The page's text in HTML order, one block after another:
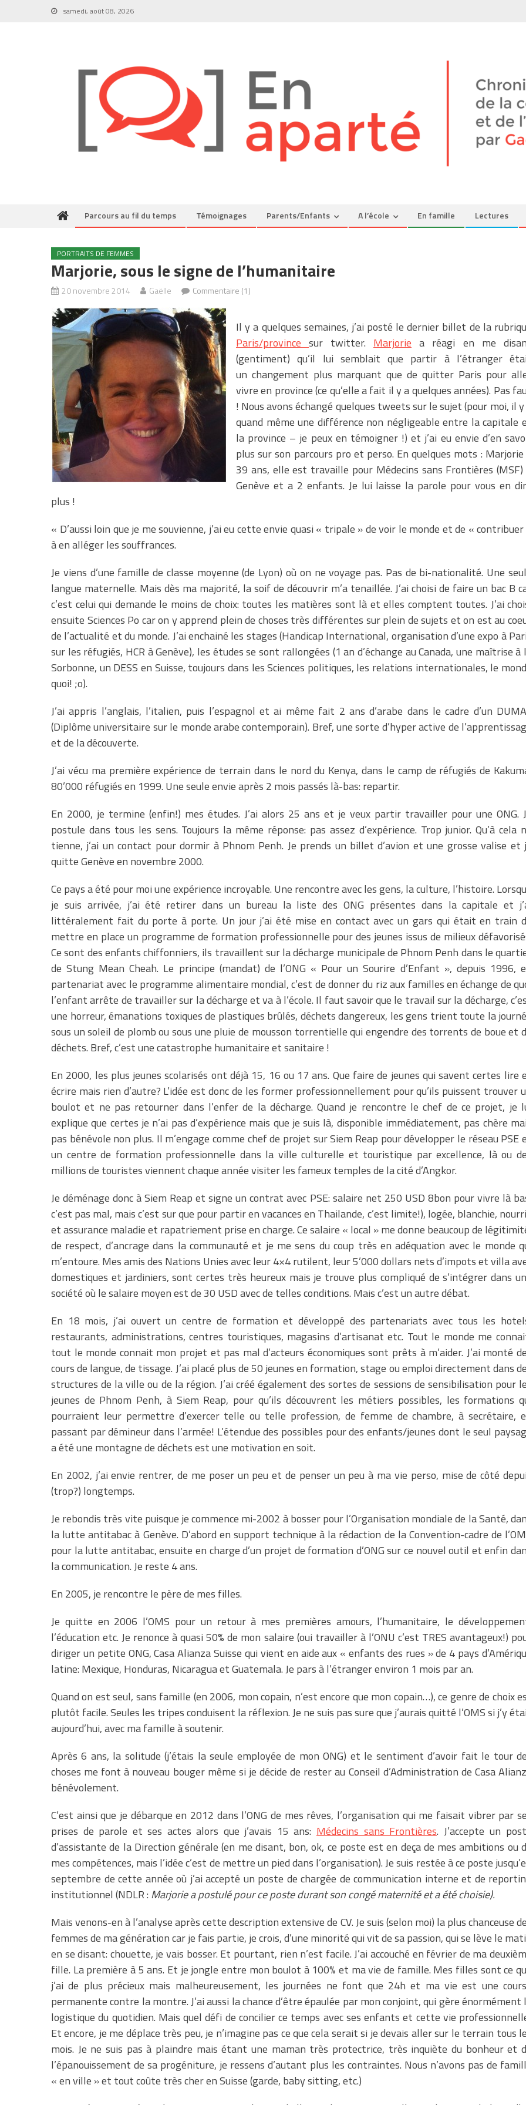
samedi, août 08, 2026
Parcours au fil du temps Témoignages Parents/Enfants A l’école En famille Lectures
PORTRAITS DE FEMMES
Marjorie, sous le signe de l’humanitaire
20 novembre 2014 Gaëlle Commentaire (1)
Il y a quelques semaines, j’ai posté le dernier billet de la
Paris/province sur twitter. Marjorie a réagi en me
(gentiment) qu’il lui semblait que partir à l’étranger
un changement plus marquant que de quitter Paris pour
vivre en province (ce qu’elle a fait il y a quelques années). Pas
! Nous avons échangé quelques tweets sur le sujet (pour moi, il
quand même une différence non négligeable entre la capitale
la province – je peux en témoigner !) et j’ai eu envie d’en
plus sur son parcours pro et perso. En quelques mots :
39 ans, elle est travaille pour Médecins sans Frontières (MSF)
Genève et a 2 enfants. Je lui laisse la parole pour vous en
plus !
« D’aussi loin que je me souvienne, j’ai eu cette envie quasi « tripale » de voir le monde et de «
à en alléger les souffrances.
Je viens d’une famille de classe moyenne (de Lyon) où on ne voyage pas. Pas de bi-nationalité. Une
langue maternelle. Mais dès ma majorité, la soif de découvrir m’a tenaillée. J’ai choisi de faire un bac B
c’est celui qui demande le moins de choix: toutes les matières sont là et elles comptent toutes. J’ai
ensuite Sciences Po car on y apprend plein de choses très différentes sur plein de sujets et on est au
de l’actualité et du monde. J’ai enchainé les stages (Handicap International, organisation d’une expo à
sur les réfugiés, HCR à Genève), les études se sont rallongées (1 an d’échange au Canada, une maîtrise à
Sorbonne, un DESS en Suisse, toujours dans les Sciences politiques, les relations internationales, le
quoi! ;o).
J’ai appris l’anglais, l’italien, puis l’espagnol et ai même fait 2 ans d’arabe dans le cadre d’un
(Diplôme universitaire sur le monde arabe contemporain). Bref, une sorte d’hyper active de
et de la découverte.
J’ai vécu ma première expérience de terrain dans le nord du Kenya, dans le camp de réfugiés de
80’000 réfugiés en 1999. Une seule envie après 2 mois passés là-bas: repartir.
En 2000, je termine (enfin!) mes études. J’ai alors 25 ans et je veux partir travailler pour une ONG.
postule dans tous les sens. Toujours la même réponse: pas assez d’expérience. Trop junior. Qu’à cela
tienne, j’ai un contact pour dormir à Phnom Penh. Je prends un billet d’avion et une grosse valise et
quitte Genève en novembre 2000.
Ce pays a été pour moi une expérience incroyable. Une rencontre avec les gens, la culture, l’histoire.
je suis arrivée, j’ai été retirer dans un bureau la liste des ONG présentes dans la capitale et
littéralement fait du porte à porte. Un jour j’ai été mise en contact avec un gars qui était en train
mettre en place un programme de formation professionnelle pour des jeunes issus de milieux
Ce sont des enfants chiffonniers, ils travaillent sur la décharge municipale de Phnom Penh dans le
de Stung Mean Cheah. Le principe (mandat) de l’ONG « Pour un Sourire d’Enfant », depuis 1996,
partenariat avec le programme alimentaire mondial, c’est de donner du riz aux familles en échange de
l’enfant arrête de travailler sur la décharge et va à l’école. Il faut savoir que le travail sur la décharge,
une horreur, émanations toxiques de plastiques brûlés, déchets dangereux, les gens trient toute la
sous un soleil de plomb ou sous une pluie de mousson torrentielle qui engendre des torrents de boue et
déchets. Bref, c’est une catastrophe humanitaire et sanitaire !
En 2000, les plus jeunes scolarisés ont déjà 15, 16 ou 17 ans. Que faire de jeunes qui savent certes lire
écrire mais rien d’autre? L’idée est donc de les former professionnellement pour qu’ils puissent trouver
boulot et ne pas retourner dans l’enfer de la décharge. Quand je rencontre le chef de ce projet, je
explique que certes je n’ai pas d’expérience mais que je suis là, disponible immédiatement, pas chère
pas bénévole non plus. Il m’engage comme chef de projet sur Siem Reap pour développer le réseau PSE
un centre de formation professionnelle dans la ville culturelle et touristique par excellence, là ou
millions de touristes viennent chaque année visiter les fameux temples de la cité d’Angkor.
Je déménage donc à Siem Reap et signe un contrat avec PSE: salaire net 250 USD 8bon pour vivre là
c’est pas mal, mais c’est sur que pour partir en vacances en Thailande, c’est limite!), logée, blanchie,
et assurance maladie et rapatriement prise en charge. Ce salaire « local » me donne beaucoup de
de respect, d’ancrage dans la communauté et je me sens du coup très en adéquation avec le monde
m’entoure. Mes amis des Nations Unies avec leur 4×4 rutilent, leur 5’000 dollars nets d’impots et villa
domestiques et jardiniers, sont certes très heureux mais je trouve plus compliqué de s’intégrer dans
société où le salaire moyen est de 30 USD avec de telles conditions. Mais c’est un autre débat.
En 18 mois, j’ai ouvert un centre de formation et développé des partenariats avec tous les
restaurants, administrations, centres touristiques, magasins d’artisanat etc. Tout le monde me
tout le monde connait mon projet et pas mal d’acteurs économiques sont prêts à m’aider. J’ai monté
cours de langue, de tissage. J’ai placé plus de 50 jeunes en formation, stage ou emploi directement dans
structures de la ville ou de la région. J’ai créé également des sortes de sessions de sensibilisation pour
jeunes de Phnom Penh, à Siem Reap, pour qu’ils découvrent les métiers possibles, les formations
pourraient leur permettre d’exercer telle ou telle profession, de femme de chambre, à secrétaire,
passant par démineur dans l’armée! L’étendue des possibles pour des enfants/jeunes dont le seul
a été une montagne de déchets est une motivation en soit.
En 2002, j’ai envie rentrer, de me poser un peu et de penser un peu à ma vie perso, mise de côté
(trop?) longtemps.
Je rebondis très vite puisque je commence mi-2002 à bosser pour l’Organisation mondiale de la Santé,
la lutte antitabac à Genève. D’abord en support technique à la rédaction de la Convention-cadre de
pour la lutte antitabac, ensuite en charge d’un projet de formation d’ONG sur ce nouvel outil et enfin
la communication. Je reste 4 ans.
En 2005, je rencontre le père de mes filles.
Je quitte en 2006 l’OMS pour un retour à mes premières amours, l’humanitaire, le
l’éducation etc. Je renonce à quasi 50% de mon salaire (oui travailler à l’ONU c’est TRES avantageux!)
diriger un petite ONG, Casa Alianza Suisse qui vient en aide aux « enfants des rues » de 4 pays
latine: Mexique, Honduras, Nicaragua et Guatemala. Je pars à l’étranger environ 1 mois par an.
Quand on est seul, sans famille (en 2006, mon copain, n’est encore que mon copain…), ce genre de choix
plutôt facile. Seules les tripes conduisent la réflexion. Je ne suis pas sure que j’aurais quitté l’OMS si j’y
aujourd’hui, avec ma famille à soutenir.
Après 6 ans, la solitude (j’étais la seule employée de mon ONG) et le sentiment d’avoir fait le tour
choses me font à nouveau bouger même si je décide de rester au Conseil d’Administration de Casa
bénévolement.
C’est ainsi que je débarque en 2012 dans l’ONG de mes rêves, l’organisation qui me faisait vibrer par
prises de parole et ses actes alors que j’avais 15 ans: Médecins sans Frontières. J’accepte un
d’assistante de la Direction générale (en me disant, bon, ok, ce poste est en deça de mes ambitions ou
mes compétences, mais l’idée c’est de mettre un pied dans l’organisation). Je suis restée à ce poste
septembre de cette année où j’ai accepté un poste de chargée de communication interne et de
institutionnel (NDLR : Marjorie a postulé pour ce poste durant son congé maternité et a été choisie).
Mais venons-en à l’analyse après cette description extensive de CV. Je suis (selon moi) la plus chanceuse
femmes de ma génération car je fais partie, je crois, d’une minorité qui vit de sa passion, qui se lève le
en se disant: chouette, je vais bosser. Et pourtant, rien n’est facile. J’ai accouché en février de ma
fille. La première à 5 ans. Et je jongle entre mon boulot à 100% et ma vie de famille. Mes filles sont ce
j’ai de plus précieux mais malheureusement, les journées ne font que 24h et ma vie est une
permanente contre la montre. J’ai aussi la chance d’être épaulée par mon conjoint, qui gère énormément
logistique du quotidien. Mais quel défi de concilier ce temps avec ses enfants et cette vie
Et encore, je me déplace très peu, je n’imagine pas ce que cela serait si je devais aller sur le terrain tous
mois. Je ne suis pas à plaindre mais étant une maman très protectrice, très inquiète du bonheur et
l’épanouissement de sa progéniture, je ressens d’autant plus les contraintes. Nous n’avons pas de
« en ville » et tout coûte très cher en Suisse (garde, baby sitting, etc.)